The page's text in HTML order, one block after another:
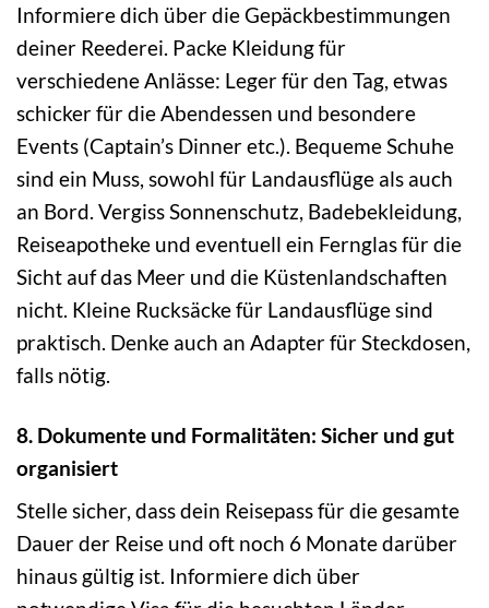
Informiere dich über die Gepäckbestimmungen
deiner Reederei. Packe Kleidung für
verschiedene Anlässe: Leger für den Tag, etwas
schicker für die Abendessen und besondere
Events (Captain’s Dinner etc.). Bequeme Schuhe
sind ein Muss, sowohl für Landausflüge als auch
an Bord. Vergiss Sonnenschutz, Badebekleidung,
Reiseapotheke und eventuell ein Fernglas für die
Sicht auf das Meer und die Küstenlandschaften
nicht. Kleine Rucksäcke für Landausflüge sind
praktisch. Denke auch an Adapter für Steckdosen,
falls nötig.
8. Dokumente und Formalitäten: Sicher und gut
organisiert
Stelle sicher, dass dein Reisepass für die gesamte
Dauer der Reise und oft noch 6 Monate darüber
hinaus gültig ist. Informiere dich über